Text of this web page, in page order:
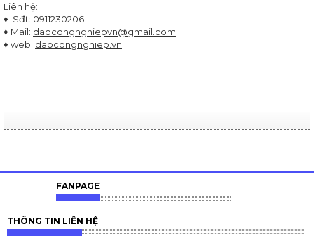
cắt
công
nghiệp
công
nghiệp
Liên hệ:
♦ Sđt: 0911230206
♦ Mail: daocongnghiepvn@gmail.com
♦ web: daocongnghiep.vn
FANPAGE
THÔNG TIN LIÊN HỆ